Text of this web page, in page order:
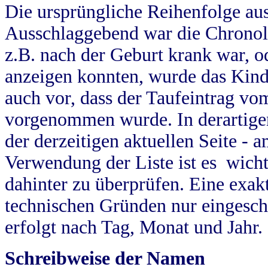
Die ursprüngliche Reihenfolge
Ausschlaggebend war die
z.B. nach der Geburt krank war,
anzeigen konnten, wurde das
auch vor, dass der Taufeintrag
vorgenommen wurde. In
der derzeitigen aktuellen Seite -
Verwendung der Liste ist es
dahinter zu überprüfen. Eine
technischen Gründen nur
erfolgt nach Tag, Monat und Jahr.
Schreibweise der Namen